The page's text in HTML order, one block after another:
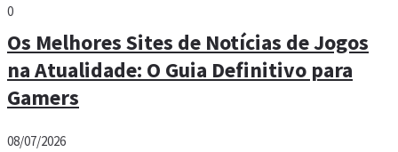
0
Os Melhores Sites de Notícias de Jogos
na Atualidade: O Guia Definitivo para
Gamers
08/07/2026